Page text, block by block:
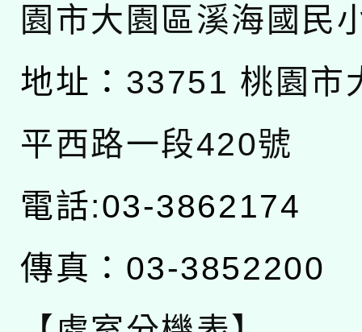
園市大園區溪海國民
地址： 33751 桃園市
平西路一段420號
電話:03-3862174
傳真：03-3852200